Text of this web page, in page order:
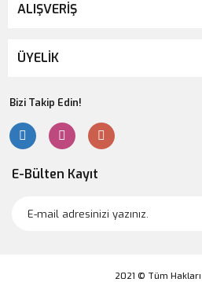
ALIŞVERİŞ
ÜYELİK
Bizi Takip Edin!
E-Bülten Kayıt
2021 © Tüm Hakları